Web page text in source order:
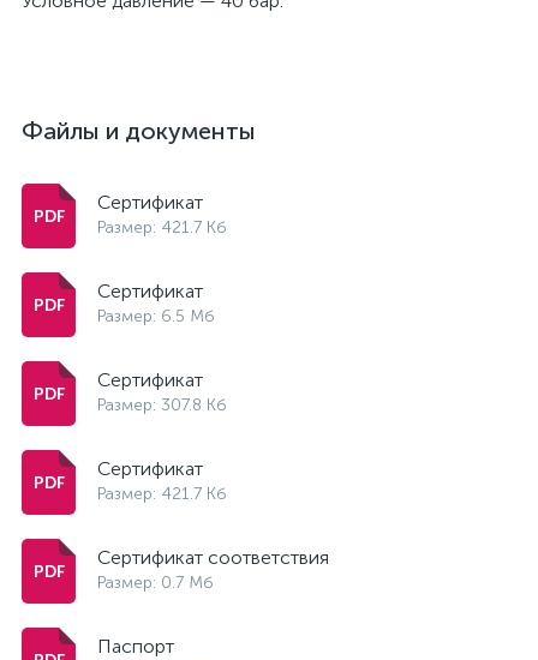
Файлы и документы
Сертификат
Размер: 421.7 Кб
Сертификат
Размер: 6.5 Мб
Сертификат
Размер: 307.8 Кб
Сертификат
Размер: 421.7 Кб
Сертификат соответствия
Размер: 0.7 Мб
Паспорт